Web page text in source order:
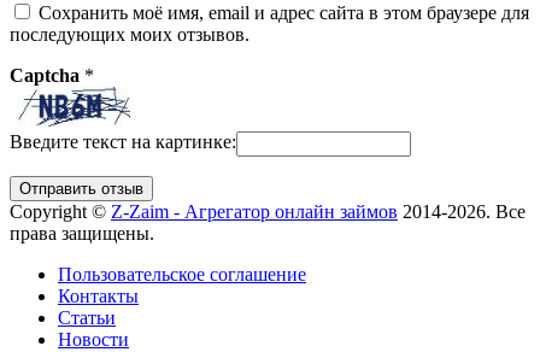
Сохранить моё имя, email и адрес сайта в этом браузере для
последующих моих отзывов.
Captcha *
Введите текст на картинке:
Copyright © Z-Zaim - Агрегатор онлайн займов 2014-2026. Все
права защищены.
Пользовательское соглашение
Контакты
Статьи
Новости